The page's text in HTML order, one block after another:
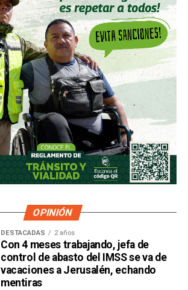
OPINIÓN
DESTACADAS 2 años
Con 4 meses trabajando, jefa de
control de abasto del IMSS se va de
vacaciones a Jerusalén, echando
mentiras